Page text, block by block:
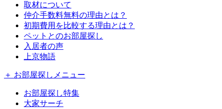
取材について
仲介手数料無料の理由とは？
初期費用を比較する理由とは？
ペットとのお部屋探し
入居者の声
上京物語
＋ お部屋探しメニュー
お部屋探し特集
大家サーチ